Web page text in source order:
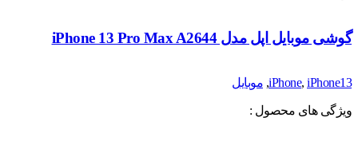
گوشی موبایل اپل مدل iPhone 13 Pro Max A2644
iPhone, iPhone13
, موبایل
ویژگی های محصول :